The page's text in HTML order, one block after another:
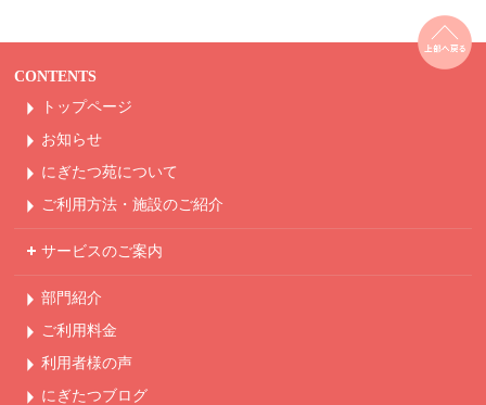
CONTENTS
トップページ
お知らせ
にぎたつ苑について
ご利用方法・ 施設のご紹介
サービスのご案内
部門紹介
ご利用料金
利用者様の声
にぎたつブログ